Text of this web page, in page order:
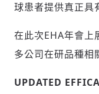
球患者提供真正具
在此次EHA年會上
多公司在研品種相
UPDATED